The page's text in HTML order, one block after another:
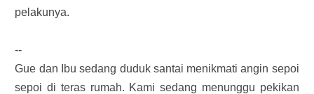
pelakunya.
--
Gue dan Ibu sedang duduk santai menikmati angin sepoi
sepoi di teras rumah. Kami sedang menunggu pekikan